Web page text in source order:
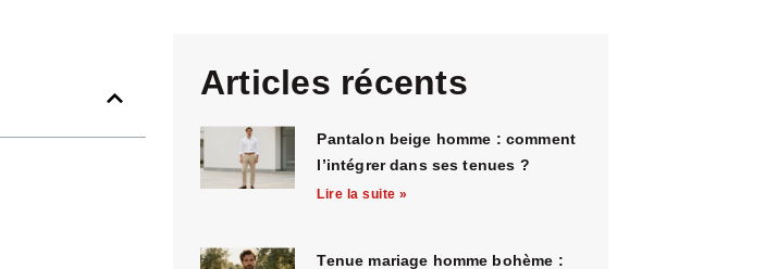
Articles récents
Pantalon beige homme : comment
l’intégrer dans ses tenues ?
Lire la suite »
Tenue mariage homme bohème :